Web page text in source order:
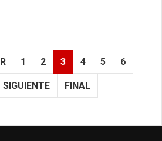
1 2 3 4 5 6
SIGUIENTE FINAL